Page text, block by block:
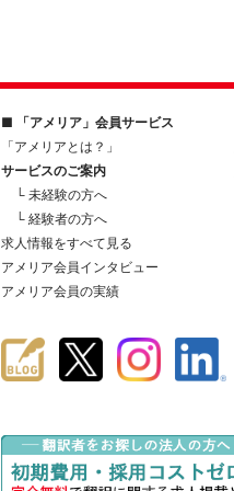
■ 「アメリア」会員サービス
「アメリアとは？」
サービスのご案内
└ 未経験の方へ
└ 経験者の方へ
求人情報をすべて見る
アメリア会員インタビュー
アメリア会員の実績